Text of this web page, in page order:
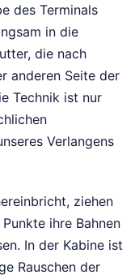
des Terminals
in die
die nach
anderen Seite der
Technik ist nur
Verlangens
ziehen
ihre Bahnen
In der Kabine ist
Rauschen der